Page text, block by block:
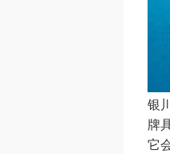
银
牌
它